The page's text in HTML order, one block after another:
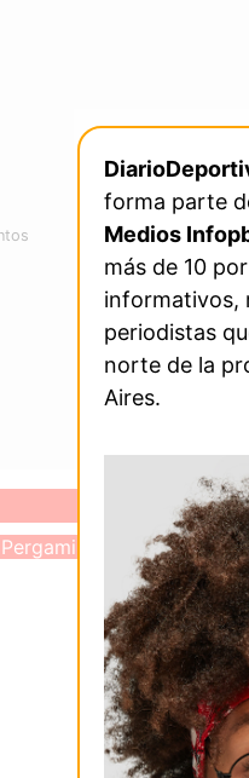
Pergamino
de Pergamino
todo: el fin de
tendrá una
repleta de
forma parte
Medios
más de 10
informativos,
periodistas
norte de la
Aires.